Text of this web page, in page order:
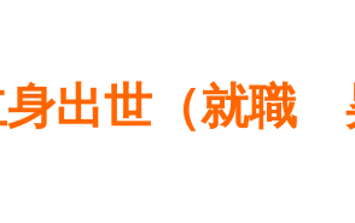
出世 （就職